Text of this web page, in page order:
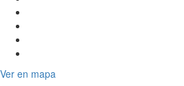
Ver en mapa